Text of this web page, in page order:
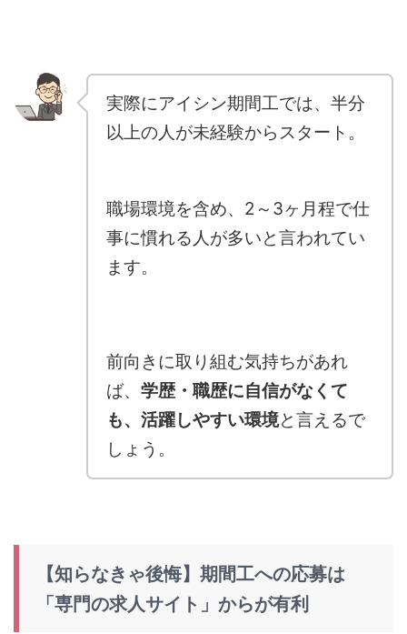
実際にアイシン期間工では、半分
以上の人が未経験からスタート。
職場環境を含め、2～3ヶ月程で仕
事に慣れる人が多いと言われてい
ます。
前向きに取り組む気持ちがあれ
ば、 学歴・職歴に自信がなくて
も、活躍しやすい環境と言えるで
しょう。
【知らなきゃ後悔】期間工への応募は
「専門の求人サイト」からが有利